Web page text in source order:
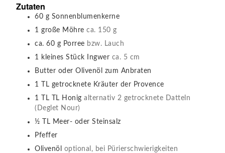
Zutaten
60 g Sonnenblumenkerne
1 große Möhre ca. 150 g
ca. 60 g Porree bzw. Lauch
1 kleines Stück Ingwer ca. 5 cm
Butter oder Olivenöl zum Anbraten
1
TL getrocknete Kräuter der Provence
1
TL TL Honig alternativ 2 getrocknete Datteln
(Deglet Nour)
½
TL Meer- oder Steinsalz
Pfeffer
Olivenöl
optional, bei Pürierschwierigkeiten